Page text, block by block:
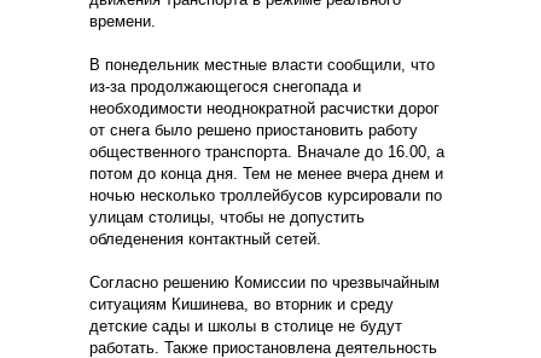
времени.
В понедельник местные власти сообщили, что
из-за продолжающегося снегопада и
необходимости неоднократной расчистки дорог
от снега было решено приостановить работу
общественного транспорта. Вначале до 16.00, а
потом до конца дня. Тем не менее вчера днем и
ночью несколько троллейбусов курсировали по
улицам столицы, чтобы не допустить
обледенения контактный сетей.
Согласно решению Комиссии по чрезвычайным
ситуациям Кишинева, во вторник и среду
детские сады и школы в столице не будут
работать. Также приостановлена деятельность